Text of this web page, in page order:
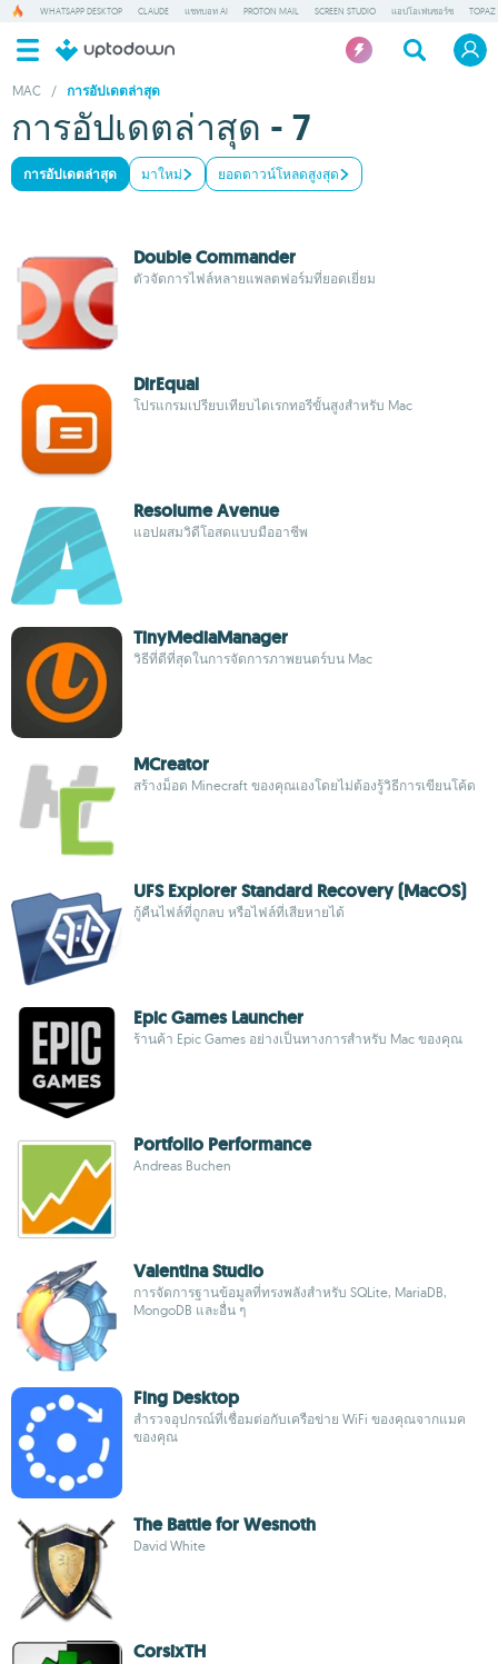
WHATSAPP DESKTOP CLAUDE แชทบอท AI PROTON MAIL SCREEN STUDIO แอปโอเพ่นซอร์ซ TOPAZ
MAC / การอัปเดตล่าสุด
การอัปเดตล่าสุด - 7
การอัปเดตล่าสุด มาใหม่ ยอดดาวน์โหลดสูงสุด
Double Commander
ตัวจัดการไฟล์หลายแพลตฟอร์มที่ยอดเยี่ยม
DirEqual
โปรแกรมเปรียบเทียบไดเรกทอรีขั้นสูงสำหรับ Mac
Resolume Avenue
แอปผสมวิดีโอสดแบบมืออาชีพ
TinyMediaManager
วิธีที่ดีที่สุดในการจัดการภาพยนตร์บน Mac
MCreator
สร้างม็อด Minecraft ของคุณเองโดยไม่ต้องรู้วิธีการเขียนโค้ด
UFS Explorer Standard Recovery (MacOS)
กู้คืนไฟล์ที่ถูกลบ หรือไฟล์ที่เสียหายได้
Epic Games Launcher
ร้านค้า Epic Games อย่างเป็นทางการสำหรับ Mac ของคุณ
Portfolio Performance
Andreas Buchen
Valentina Studio
การจัดการฐานข้อมูลที่ทรงพลังสำหรับ SQLite, MariaDB,
MongoDB และอื่น ๆ
Fing Desktop
สำรวจอุปกรณ์ที่เชื่อมต่อกับเครือข่าย WiFi ของคุณจากแมค
ของคุณ
The Battle for Wesnoth
David White
CorsixTH